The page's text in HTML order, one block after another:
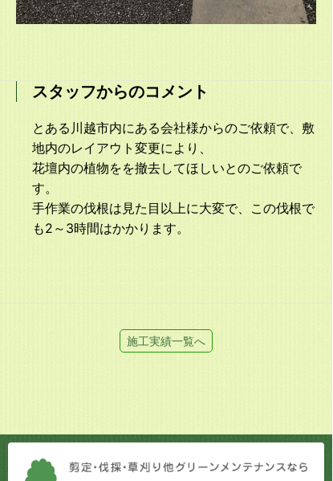
スタッフからのコメント
とある川越市内にある会社様からのご依頼で、敷
地内のレイアウト変更により、
花壇内の植物をを撤去してほしいとのご依頼で
す。
手作業の伐根は見た目以上に大変で、この伐根で
も2～3時間はかかります。
施工実績一覧へ